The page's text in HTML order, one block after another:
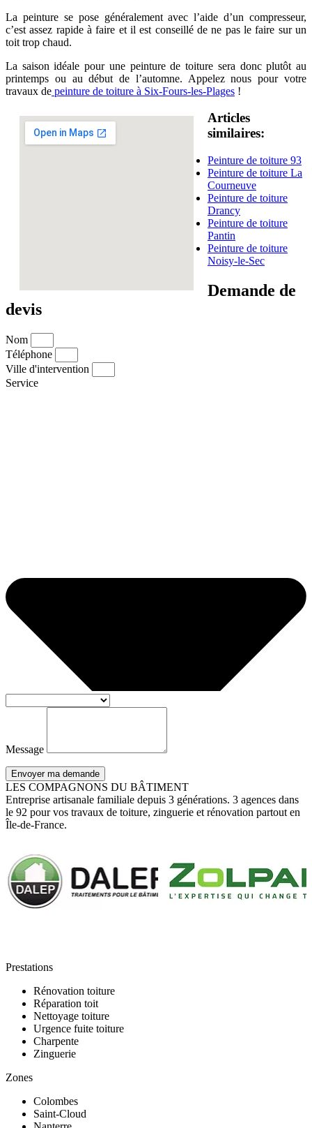
La peinture se pose généralement avec l’aide d’un compresseur,
c’est assez rapide à faire et il est conseillé de ne pas le faire sur un
toit trop chaud.
La saison idéale pour une peinture de toiture sera donc plutôt au
printemps ou au début de l’automne. Appelez nous pour votre
travaux de peinture de toiture à Six-Fours-les-Plages !
Articles
similaires:
Peinture de toiture 93
Peinture de toiture La
Courneuve
Peinture de toiture
Drancy
Peinture de toiture
Pantin
Peinture de toiture
Noisy-le-Sec
Demande de
devis
Nom
Téléphone
Ville d'intervention
Service
Message
Envoyer ma demande
LES COMPAGNONS DU BÂTIMENT
Entreprise artisanale familiale depuis 3 générations. 3 agences dans
le 92 pour vos travaux de toiture, zinguerie et rénovation partout en
Île-de-France.
Prestations
Rénovation toiture
Réparation toit
Nettoyage toiture
Urgence fuite toiture
Charpente
Zinguerie
Zones
Colombes
Saint-Cloud